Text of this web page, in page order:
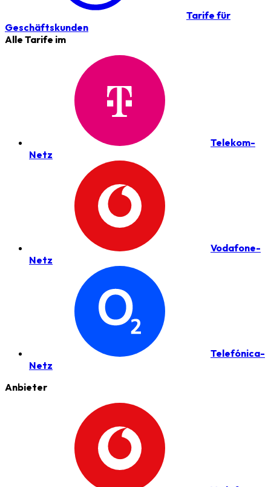
Tarife für
Geschäftskunden
Alle Tarife im
Telekom-
Netz
Vodafone-
Netz
Telefónica-
Netz
Anbieter